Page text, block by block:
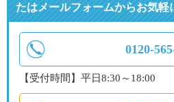
たはメールフォームからお気軽
0120-
【受付時間】平日8:30～18:00